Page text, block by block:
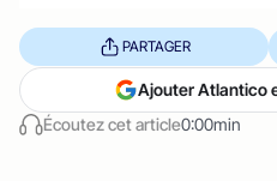
Écoutez cet article0:00min
PARTAGER
Ajouter Atlantico